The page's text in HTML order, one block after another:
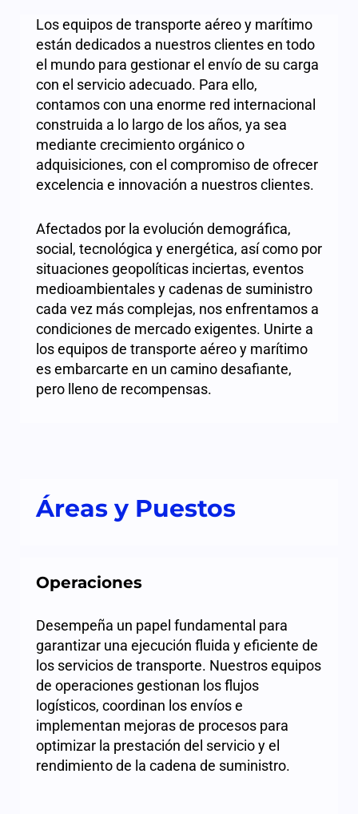
Los equipos de transporte aéreo y marítimo
están dedicados a nuestros clientes en todo
el mundo para gestionar el envío de su carga
con el servicio adecuado. Para ello,
contamos con una enorme red internacional
construida a lo largo de los años, ya sea
mediante crecimiento orgánico o
adquisiciones, con el compromiso de ofrecer
excelencia e innovación a nuestros clientes.
Afectados por la evolución demográfica,
social, tecnológica y energética, así como por
situaciones geopolíticas inciertas, eventos
medioambientales y cadenas de suministro
cada vez más complejas, nos enfrentamos a
condiciones de mercado exigentes. Unirte a
los equipos de transporte aéreo y marítimo
es embarcarte en un camino desafiante,
pero lleno de recompensas.
Áreas y Puestos
Operaciones
Desempeña un papel fundamental para
garantizar una ejecución fluida y eficiente de
los servicios de transporte. Nuestros equipos
de operaciones gestionan los flujos
logísticos, coordinan los envíos e
implementan mejoras de procesos para
optimizar la prestación del servicio y el
rendimiento de la cadena de suministro.